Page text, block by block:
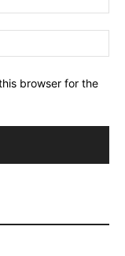
browser for the